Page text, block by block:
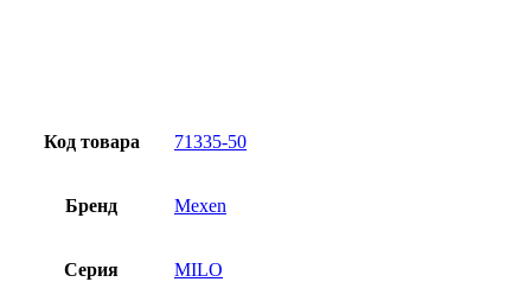
Код товара 71335-50
Бренд Mexen
Серия MILO